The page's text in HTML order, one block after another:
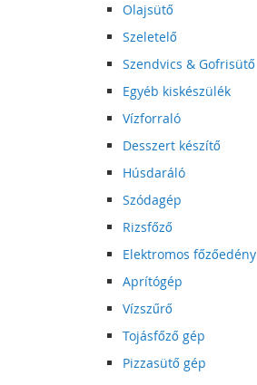
Olajsütő
Szeletelő
Szendvics & Gofrisütő
Egyéb kiskészülék
Vízforraló
Desszert készítő
Húsdaráló
Szódagép
Rizsfőző
Elektromos főzőedény
Aprítógép
Vízszűrő
Tojásfőző gép
Pizzasütő gép